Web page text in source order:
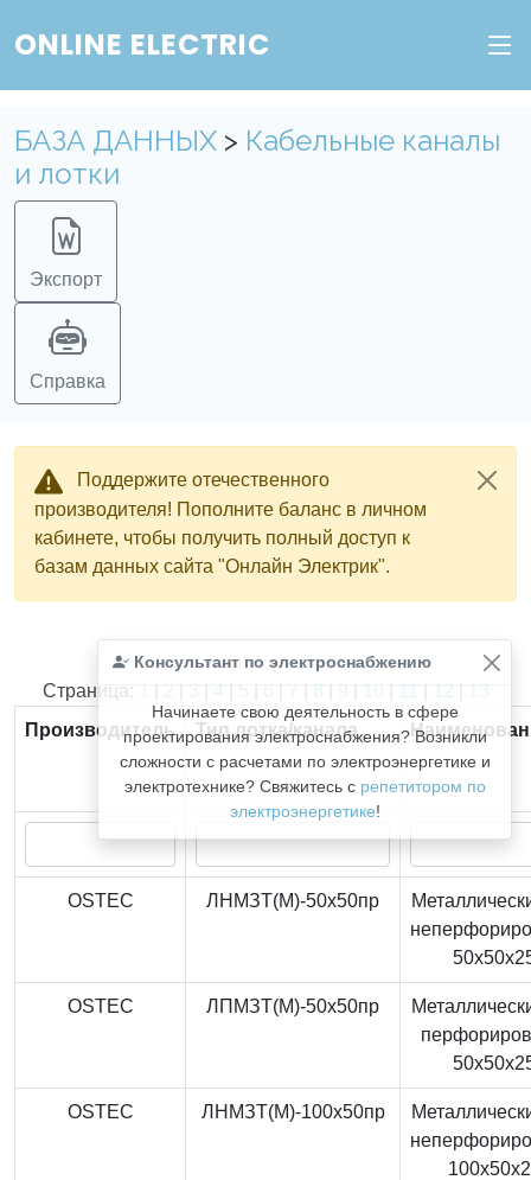
ONLINE ELECTRIC
БАЗА ДАННЫХ > Кабельные каналы
и лотки
Экспорт
Справка
Поддержите отечественного
производителя! Пополните баланс в личном
кабинете, чтобы получить полный доступ к
базам данных сайта "Онлайн Электрик".
Консультант по электроснабжению
Начинаете свою деятельность в сфере
проектирования электроснабжения? Возникли
сложности с расчетами по электроэнергетике и
электротехнике? Свяжитесь с репетитором по
электроэнергетике!
Найдено366из366записей.
Страница: 1 | 2 | 3 | 4 | 5 | 6 | 7 | 8 | 9 | 10 | 11 | 12 | 13
Производитель
Тип лотка/канала
OSTEC ЛНМЗТ(М)-50x50пр
OSTEC ЛПМЗТ(М)-50x50пр
OSTEC ЛНМЗТ(М)-100x50пр
получить доступ ко всем сервисам "Онлайн